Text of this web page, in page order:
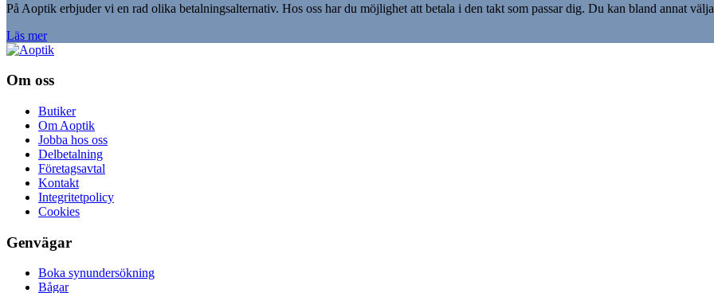
På Aoptik erbjuder vi en rad olika betalningsalternativ. Hos oss har du möjlighet att betala i den takt som passar dig. Du kan bland annat
Läs mer
Om oss
Butiker
Om Aoptik
Jobba hos oss
Delbetalning
Företagsavtal
Kontakt
Integritetpolicy
Cookies
Genvägar
Boka synundersökning
Bågar